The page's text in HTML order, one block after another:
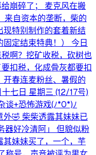
崩碎了； 麦克风在搬
来自资本的垄断，柴的
特别制作的套着新结
定结束特典！） 今日
啊？挖矿收税，砍树也
扣税，化成骨灰都要扣
春连麦粉丝、暑假的
七日 星期三 (12/17号)
谈+恐怖游戏(⁠ﾉ⁠*⁠0⁠*⁠)⁠ﾉ
外🤣 柴柴透露其妹妹已
器好冷清阿」 但貌似粉
其妹妹买了，一个，芋